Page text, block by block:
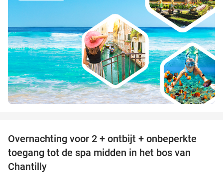
25%
Overnachting voor 2 + ontbijt + onbeperkte
toegang tot de spa midden in het bos van
Chantilly